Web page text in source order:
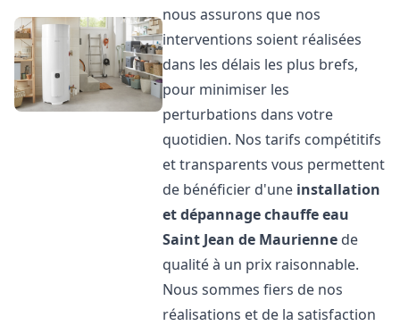
nous assurons que nos
interventions soient réalisées
dans les délais les plus brefs,
pour minimiser les
perturbations dans votre
quotidien. Nos tarifs compétitifs
et transparents vous permettent
de bénéficier d'une installation
et dépannage chauffe eau
Saint Jean de Maurienne de
qualité à un prix raisonnable.
Nous sommes fiers de nos
réalisations et de la satisfaction